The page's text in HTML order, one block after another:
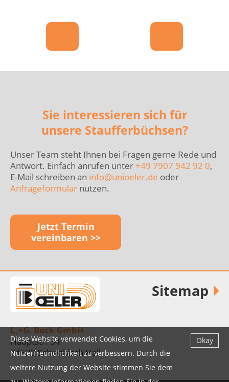
Diese Website verwendet Cookies, um die
Nutzerfreundlichkeit zu verbessern. Durch die
weitere Nutzung der Website stimmen Sie dem
Okay
Sie interessieren sich für
unsere Staufferbüchsen?
Unser Team steht Ihnen bei Fragen gerne Rede und
Antwort. Einfach anrufen unter +49 7907 942 92 0,
E-Mail schreiben an info@unioeler.de oder
Anfrageformular nutzen.
Jetzt Termin
vereinbaren >>
L.+G. Beck GmbH
Hauptstr. 54
74523 Schwäbisch Hall
Sitemap